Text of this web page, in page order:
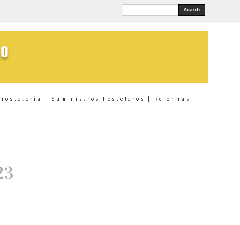
Search
| Suministros hosteleros | Reformas